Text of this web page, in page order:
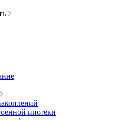
ипотеки